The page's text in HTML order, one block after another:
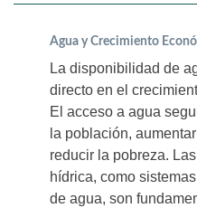
Agua y Crecimiento
La disponibilidad de
directo en el
El acceso a agua
la población,
reducir la pobreza.
hídrica, como
de agua, son